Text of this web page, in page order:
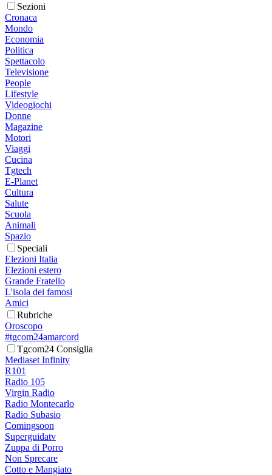
Sezioni
Cronaca
Mondo
Economia
Politica
Spettacolo
Televisione
People
Lifestyle
Videogiochi
Donne
Magazine
Motori
Viaggi
Cucina
Tgtech
E-Planet
Cultura
Salute
Scuola
Animali
Spazio
Speciali
Elezioni Italia
Elezioni estero
Grande Fratello
L'isola dei famosi
Amici
Rubriche
Oroscopo
#tgcom24amarcord
Tgcom24 Consiglia
Mediaset Infinity
R101
Radio 105
Virgin Radio
Radio Montecarlo
Radio Subasio
Comingsoon
Superguidatv
Zuppa di Porro
Non Sprecare
Cotto e Mangiato